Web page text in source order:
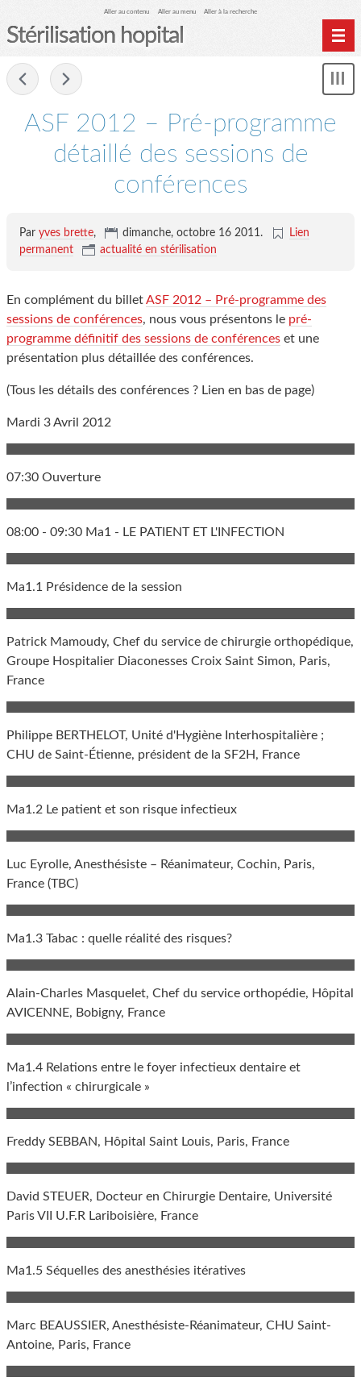
Aller au contenu Aller au menu Aller à la recherche
Stérilisation hopital
ASF 2012 – Pré-programme
détaillé des sessions de
conférences
Par yves brette, dimanche, octobre 16 2011.
Lien
permanent
actualité en stérilisation
En complément du billetASF 2012 – Pré-programme des
sessions de conférences, nous vous présentons le pré-
programme définitif des sessions de conférences et une
présentation plus détaillée des conférences.
(Tous les détails des conférences ? Lien en bas de page)
Mardi 3 Avril 2012
07:30 Ouverture
08:00 - 09:30 Ma1 - LE PATIENT ET L'INFECTION
Ma1.1 Présidence de la session
Patrick Mamoudy, Chef du service de chirurgie orthopédique,
Groupe Hospitalier Diaconesses Croix Saint Simon, Paris,
France
Philippe BERTHELOT, Unité d'Hygiène Interhospitalière ;
CHU de Saint-Étienne, président de la SF2H, France
Ma1.2 Le patient et son risque infectieux
Luc Eyrolle, Anesthésiste – Réanimateur, Cochin, Paris,
France (TBC)
Ma1.3 Tabac : quelle réalité des risques?
Alain-Charles Masquelet, Chef du service orthopédie, Hôpital
AVICENNE, Bobigny, France
Ma1.4 Relations entre le foyer infectieux dentaire et
l’infection « chirurgicale »
Freddy SEBBAN, Hôpital Saint Louis, Paris, France
David STEUER, Docteur en Chirurgie Dentaire, Université
Paris VII U.F.R Lariboisière, France
Ma1.5 Séquelles des anesthésies itératives
Marc BEAUSSIER, Anesthésiste-Réanimateur, CHU Saint-
Antoine, Paris, France